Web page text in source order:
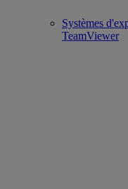
Systèmes
TeamViewer